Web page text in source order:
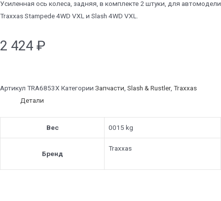
Усиленная ось колеса, задняя, в комплекте 2 штуки, для автомодели
Traxxas Stampede 4WD VXL и Slash 4WD VXL.
2 424 ₽
Артикул TRA6853X Категории Запчасти, Slash & Rustler, Traxxas
Детали
Вес 0015 kg
Бренд
Traxxas